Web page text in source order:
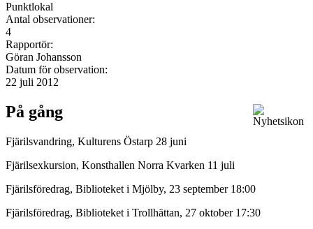
Punktlokal
Antal observationer:
4
Rapportör:
Göran Johansson
Datum för observation:
22 juli 2012
På gång
Fjärilsvandring, Kulturens Östarp 28 juni
Fjärilsexkursion, Konsthallen Norra Kvarken 11 juli
Fjärilsföredrag, Biblioteket i Mjölby, 23 september 18:00
Fjärilsföredrag, Biblioteket i Trollhättan, 27 oktober 17:30